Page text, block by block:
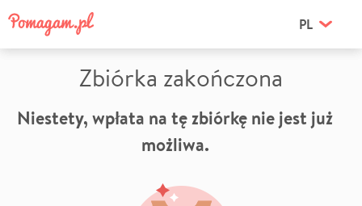
PL
Zbiórka zakończona
Niestety, wpłata na tę zbiórkę nie jest już
możliwa.